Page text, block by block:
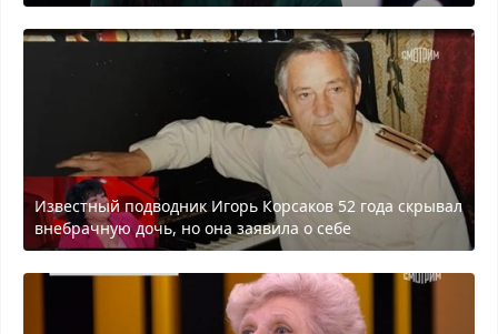
Известный подводник Игорь Корсаков 52 года скрывал
внебрачную дочь, но она заявила о себе